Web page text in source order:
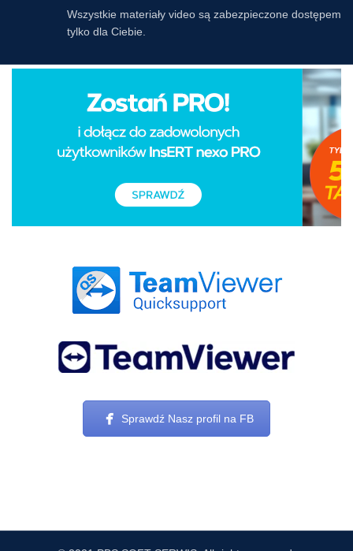
Wszystkie materiały video są zabezpieczone dostępem
tylko dla Ciebie.
Sprawdź Nasz profil na FB